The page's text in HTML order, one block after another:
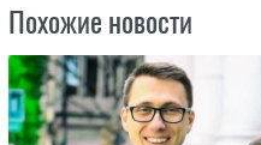
Похожие новости